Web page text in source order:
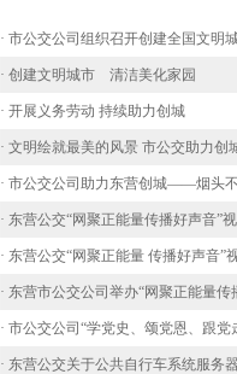
· 市公交公司组织召开创建全国文明
· 创建文明城市 清洁美化家园
· 开展义务劳动 持续助力创城
· 文明绘就最美的风景 市公交助力创
· 市公交公司助力东营创城——烟头
· 东营公交“网聚正能量传播好声音”
· 东营公交“网聚正能量 传播好声音”
· 东营市公交公司举办“网聚正能量
· 市公交公司“学党史、颂党恩、跟
· 东营公交关于公共自行车系统服务